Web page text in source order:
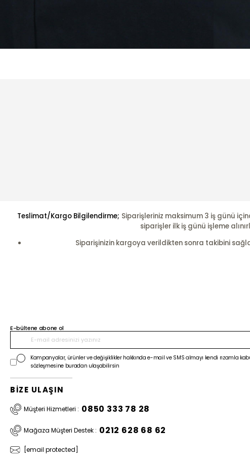
Teslimat/Kargo Bilgilendirme; Siparişleriniz maksimum 3 iş günü
siparişler ilk iş günü işleme
Siparişinizin kargoya verildikten sonra takibini
E-bültene abone ol
Kampanyalar, ürünler ve değişiklikler hakkında e-mail ve SMS almayı kendi rızamla
sözleşmesine buradan ulaşabilirsin
BİZE ULAŞIN
Müşteri Hizmetleri : 0850 333 78 28
Mağaza Müşteri Destek : 0212 628 68 62
[email protected]